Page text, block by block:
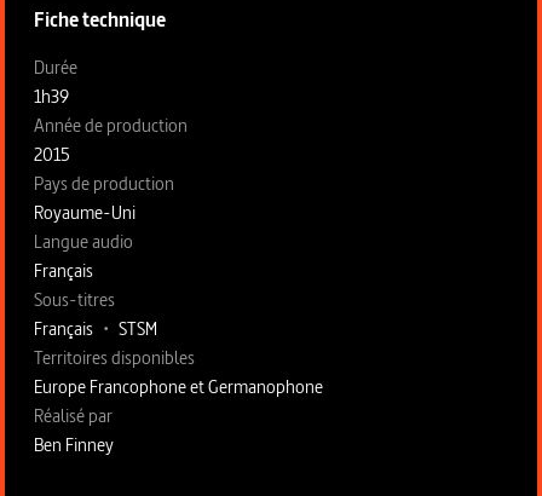
Fiche technique
Fiche technique section gauche
Durée
1h39
Année de production
2015
Pays de production
Royaume-Uni
Langue audio
Français
Sous-titres
Français • STSM
Territoires disponibles
Europe Francophone et Germanophone
Fiche technique section droite
Réalisé par
Ben Finney